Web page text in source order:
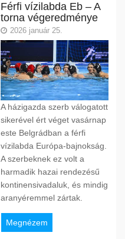
Férfi vízilabda Eb – A
torna végeredménye
2026 január 25.
A házigazda szerb válogatott
sikerével ért véget vasárnap
este Belgrádban a férfi
vízilabda Európa-bajnokság.
A szerbeknek ez volt a
harmadik hazai rendezésű
kontinensivadaluk, és mindig
aranyéremmel zártak.
Megnézem